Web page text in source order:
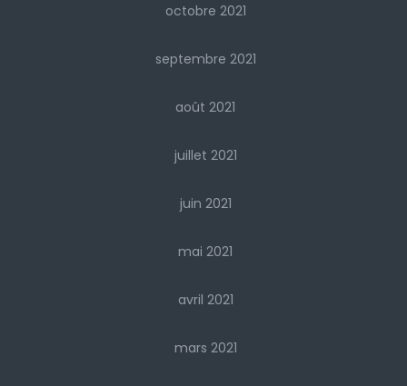
octobre 2021
septembre 2021
août 2021
juillet 2021
juin 2021
mai 2021
avril 2021
mars 2021